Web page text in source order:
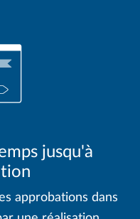
jusqu'à
approbations dans